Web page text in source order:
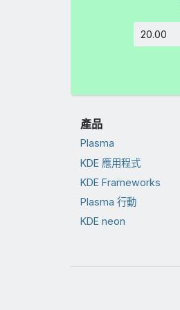
產品
Plasma
KDE 應用程式
KDE Frameworks
Plasma 行動
KDE neon